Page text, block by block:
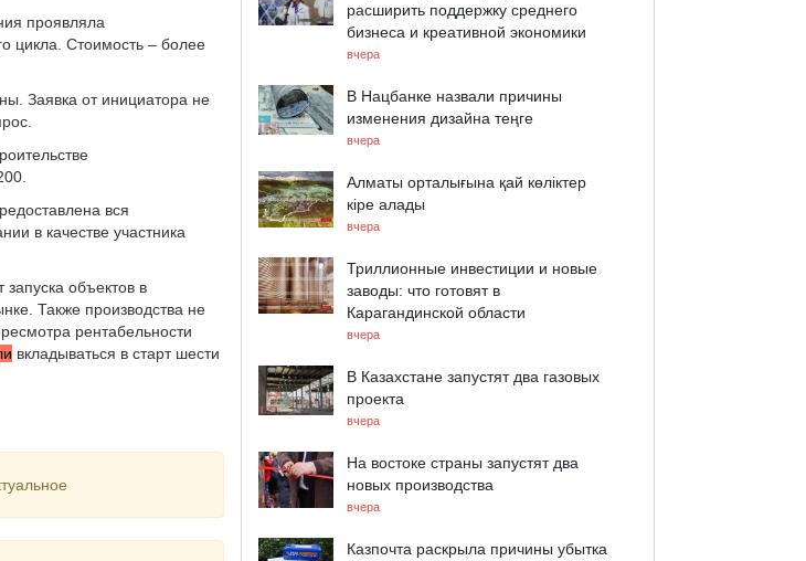
проявляла
цикла. Стоимость – более
Заявка от инициатора не
вся
в качестве участника
объектов в
Также производства не
рентабельности
вкладываться в старт шести
расширить поддержку среднего
бизнеса и креативной экономики
вчера
В Нацбанке назвали причины
изменения дизайна теңге
вчера
Алматы орталығына қай көліктер
кіре алады
вчера
Триллионные инвестиции и новые
заводы: что готовят в
Карагандинской области
вчера
В Казахстане запустят два газовых
проекта
вчера
На востоке страны запустят два
новых производства
вчера
Казпочта раскрыла причины убытка